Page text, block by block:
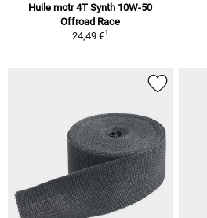
Huile motr 4T Synth 10W-50
Offroad Race
24,49 €1